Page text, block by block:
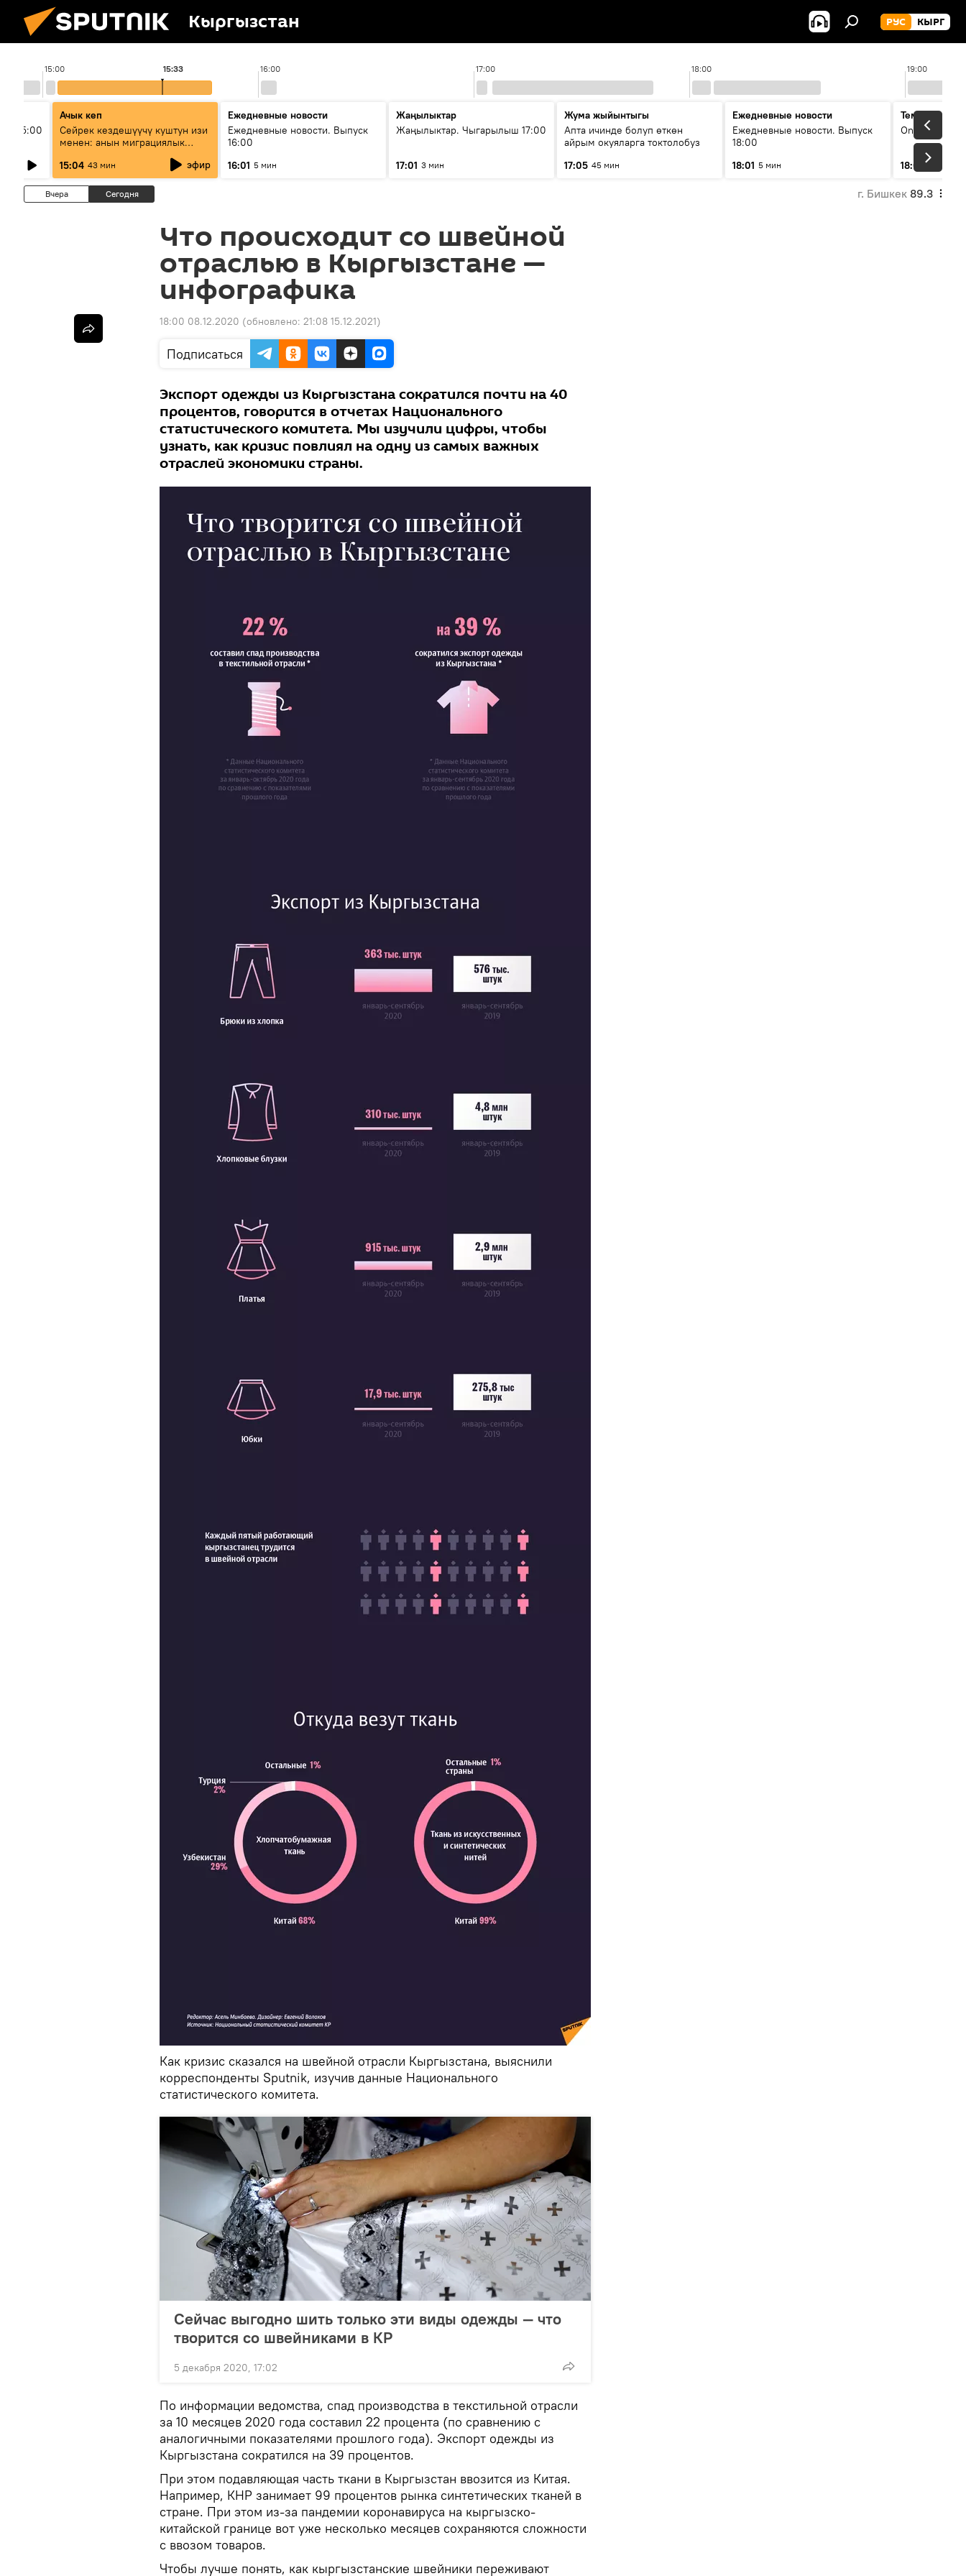
Кыргызстан РУС КЫРГ
15:00 16:00 17:00 18:00 19:00
15:33
15:00
Ачык кеп
Сейрек кездешүүчү куштун изи
менен: анын миграциялык
жолу эмнеден кабар берет?
15:04 43 мин эфир
Ежедневные новости
Ежедневные новости. Выпуск
16:00
16:01 5 мин
Жаңылыктар
Жаңылыктар. Чыгарылыш 17:00
17:01 3 мин
Жума жыйынтыгы
Апта ичинде болуп өткөн
айрым окуяларга токтолобуз
17:05 45 мин
Ежедневные новости
Ежедневные новости. Выпуск
18:00
18:01 5 мин
Тема дня
On air
18:07
Вчера Сегодня г. Бишкек 89.3
Что происходит со швейной
отраслью в Кыргызстане —
инфографика
18:00 08.12.2020 (обновлено: 21:08 15.12.2021)
Подписаться
Экспорт одежды из Кыргызстана сократился почти на 40
процентов, говорится в отчетах Национального
статистического комитета. Мы изучили цифры, чтобы
узнать, как кризис повлиял на одну из самых важных
отраслей экономики страны.
Как кризис сказался на швейной отрасли Кыргызстана, выяснили
корреспонденты Sputnik, изучив данные Национального
статистического комитета.
Сейчас выгодно шить только эти виды одежды — что
творится со швейниками в КР
5 декабря 2020, 17:02
По информации ведомства, спад производства в текстильной отрасли
за 10 месяцев 2020 года составил 22 процента (по сравнению с
аналогичными показателями прошлого года). Экспорт одежды из
Кыргызстана сократился на 39 процентов.
При этом подавляющая часть ткани в Кыргызстан ввозится из Китая.
Например, КНР занимает 99 процентов рынка синтетических тканей в
стране. При этом из-за пандемии коронавируса на кыргызско-
китайской границе вот уже несколько месяцев сохраняются сложности
с ввозом товаров.
Чтобы лучше понять, как кыргызстанские швейники переживают